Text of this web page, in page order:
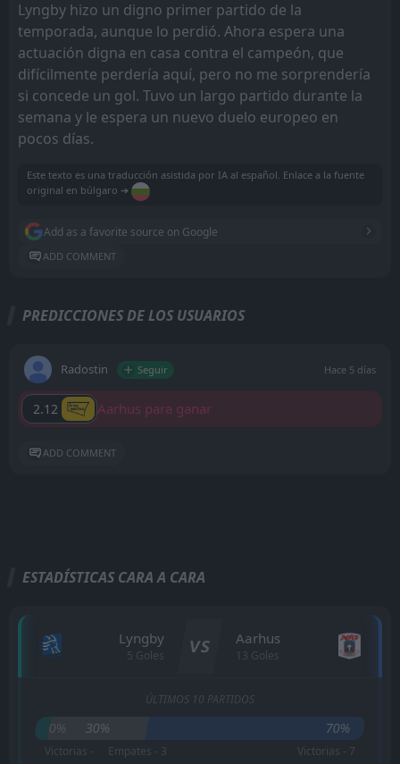
Lyngby hizo un digno primer partido de la
temporada, aunque lo perdió. Ahora espera una
actuación digna en casa contra el campeón, que
difícilmente perdería aquí, pero no me sorprendería
si concede un gol. Tuvo un largo partido durante la
semana y le espera un nuevo duelo europeo en
pocos días.
Este texto es una traducción asistida por IA al español. Enlace a la fuente
original en búlgaro ➔
Add as a favorite source on Google
ADD COMMENT
PREDICCIONES DE LOS USUARIOS
Radostin Seguir Hace 5 días
2.12 Aarhus para ganar
ADD COMMENT
ESTADÍSTICAS CARA A CARA
Lyngby
5 Goles VS Aarhus
13 Goles
ÚLTIMOS 10 PARTIDOS
0% 30% 70%
Victorias -
Empates - 3 Victorias - 7